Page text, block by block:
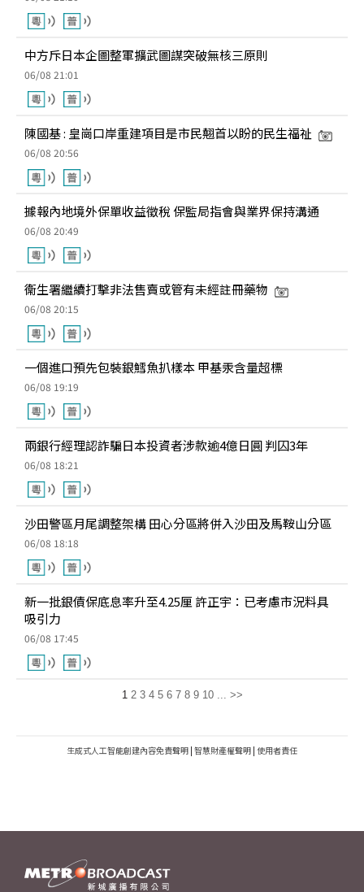
中方斥日本企圖整軍擴武圖謀突破無核三原則
06/08 21:01
陳國基 : 皇崗口岸重建項目是市民翹首以盼的民生福祉
06/08 20:56
據報內地境外保單收益徵稅 保監局指會與業界保持溝通
06/08 20:49
衞生署繼續打擊非法售賣或管有未經註冊藥物
06/08 20:15
一個進口預先包裝銀鱈魚扒樣本 甲基汞含量超標
06/08 19:19
兩銀行經理認詐騙日本投資者涉款逾4億日圓 判囚3年
06/08 18:21
沙田警區月尾調整架構 田心分區將併入沙田及馬鞍山分區
06/08 18:18
新一批銀債保底息率升至4.25厘 許正宇：已考慮市況料具
吸引力
06/08 17:45
1 2 3 4 5 6 7 8 9 10 ... >>
生成式人工智能創建內容免責聲明 | 智慧財產權聲明 | 使用者責任